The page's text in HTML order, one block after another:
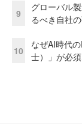
9
グローバル
るべき自社
10
なぜAI時代
士）」が必